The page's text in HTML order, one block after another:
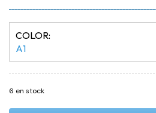
COLOR:
A1
6 en stock